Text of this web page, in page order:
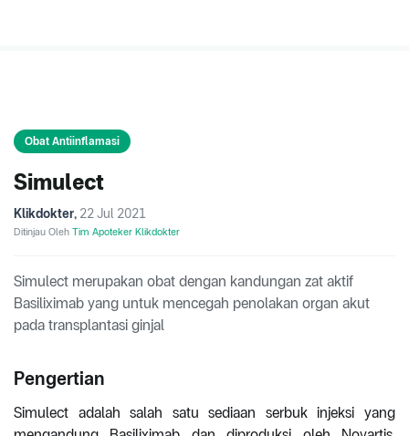
Obat Antiinflamasi
Simulect
Klikdokter, 22 Jul 2021
Ditinjau Oleh Tim Apoteker Klikdokter
Simulect merupakan obat dengan kandungan zat aktif
Basiliximab yang untuk mencegah penolakan organ akut
pada transplantasi ginjal
Pengertian
Simulect adalah salah satu sediaan serbuk injeksi yang